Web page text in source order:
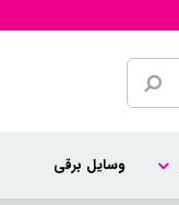
وسایل برقی